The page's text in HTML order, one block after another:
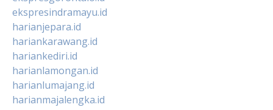
ekspresindramayu.id
harianjepara.id
hariankarawang.id
hariankediri.id
harianlamongan.id
harianlumajang.id
harianmajalengka.id